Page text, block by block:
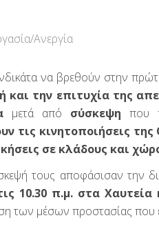
Ανεργία
να βρεθούν στην
και την επιτυχία της
μετά από σύσκεψη που
τις κινητοποιήσεις
σε κλάδους και
τους αποφάσισαν την
10.30 π.μ. στα Χαυτεία
των μέσων προστασίας που